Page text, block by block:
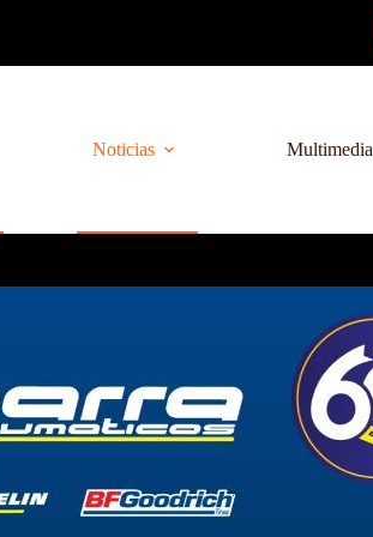
Noticias Multimedia